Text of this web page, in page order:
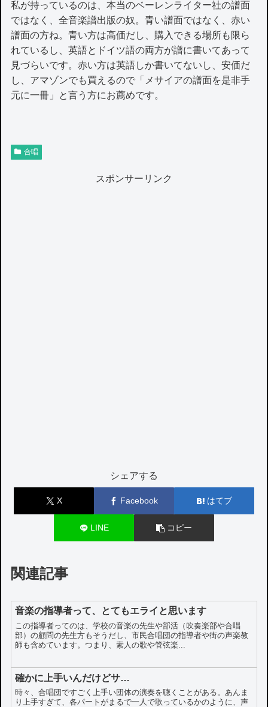
私が持っているのは、本当のベーレンライター社の譜面
ではなく、全音楽譜出版の奴。青い譜面ではなく、赤い
譜面の方ね。青い方は高価だし、購入できる場所も限ら
れているし、英語とドイツ語の両方が譜に書いてあって
見づらいです。赤い方は英語しか書いてないし、安価だ
し、アマゾンでも買えるので「メサイアの譜面を是非手
元に一冊」と言う方にお薦めです。
合唱
スポンサーリンク
シェアする
X Facebook はてブ
LINE コピー
関連記事
音楽の指導者って、とてもエライと思います
この指導者ってのは、学校の音楽の先生や部活（吹奏楽部や合唱
部）の顧問の先生方もそうだし、市民合唱団の指導者や街の声楽教
師も含めています。つまり、素人の歌や管弦楽...
確かに上手いんだけどサ…
時々、合唱団ですごく上手い団体の演奏を聴くことがある。あんま
り上手すぎて、各パートがまるで一人で歌っているかのように、声